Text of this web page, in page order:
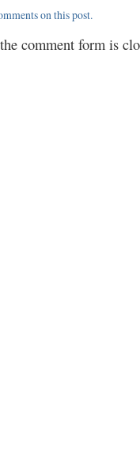
on this post.
comment form is